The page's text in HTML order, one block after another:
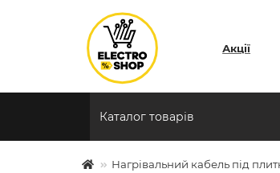
Акції
Каталог товарів
Нагрівальний кабель під